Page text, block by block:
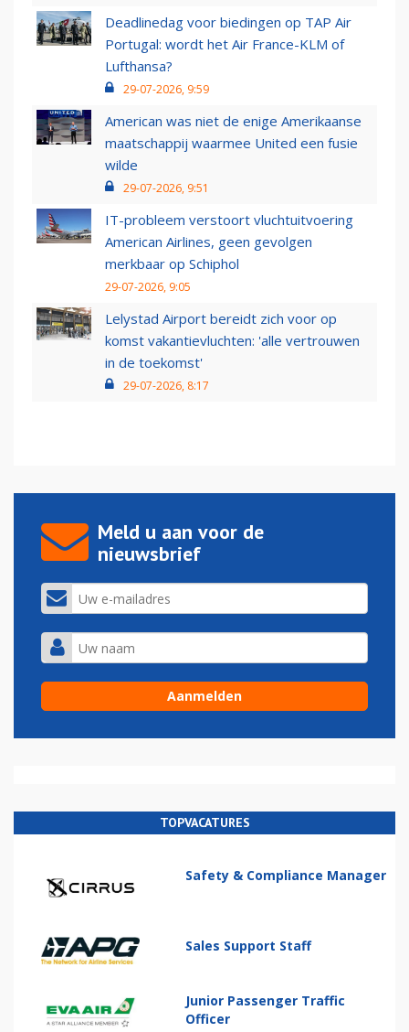
Deadlinedag voor biedingen op TAP Air
Portugal: wordt het Air France-KLM of
Lufthansa?
29-07-2026, 9:59
American was niet de enige Amerikaanse
maatschappij waarmee United een fusie
wilde
29-07-2026, 9:51
IT-probleem verstoort vluchtuitvoering
American Airlines, geen gevolgen
merkbaar op Schiphol
29-07-2026, 9:05
Lelystad Airport bereidt zich voor op
komst vakantievluchten: 'alle vertrouwen
in de toekomst'
29-07-2026, 8:17
Meld u aan voor de
nieuwsbrief
TOPVACATURES
Safety & Compliance Manager
Sales Support Staff
Junior Passenger Traffic
Officer